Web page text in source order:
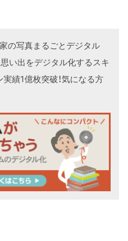
の写真まるごとデジタル
い出をデジタル化するスキ
績1億枚突破！気になる方